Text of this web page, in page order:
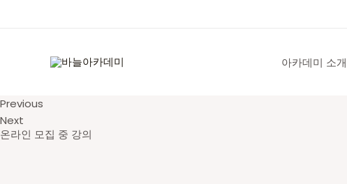
뛰
기
아카데미 소개
Previous
Next
온라인 모집 중 강의